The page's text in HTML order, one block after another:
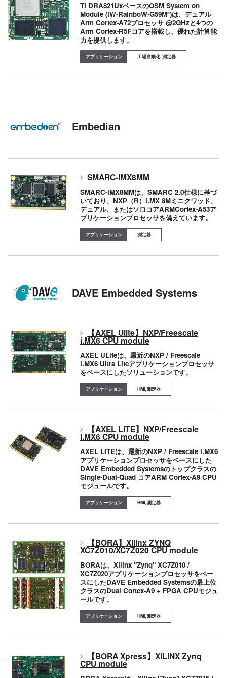
TI DRA821UxベースのOSM System on
Module (iW-RainboW-G59M®)は、デュアル
Arm Cortex-A72プロセッサ @2GHzと4つの
Arm Cortex-R5Fコアを搭載し、優れた計算能
力を提供します。
工場自動化, 測定器
Embedian
SMARC-IMX8MM
SMARC-iMX8MMは、SMARC 2.0仕様に基づ
いており、NXP（R）i.MX 8Mミニクワッド、
デュアル、またはソロコアARMCortex-A53ア
プリケーションプロセッサを備えています。
測定器
DAVE Embedded Systems
【AXEL Ulite】NXP/Freescale
i.MX6 CPU module
AXEL ULiteは、最近のNXP / Freescale
i.MX6 Ultra Liteアプリケーションプロセッサ
をベースにしたソリューションです。
HMI, 測定器
【AXEL LITE】NXP/Freescale
i.MX6 CPU module
AXEL LITEは、最新のNXP / Freescale i.MX6
アプリケーションプロセッサをベースにした
DAVE Embedded Systemsのトップクラスの
Single-Dual-Quad コアARM Cortex-A9 CPU
モジュールです。
HMI, 測定器
【BORA】Xilinx ZYNQ
XC7Z010/XC7Z020 CPU module
BORAは、Xilinx "Zynq" XC7Z010 /
XC7Z020アプリケーションプロセッサをベー
スにしたDAVE Embedded Systemsの最上位
クラスのDual Cortex-A9 + FPGA CPUモジュ
ールです。
HMI, 測定器
【BORA Xpress】XILINX Zynq
CPU module